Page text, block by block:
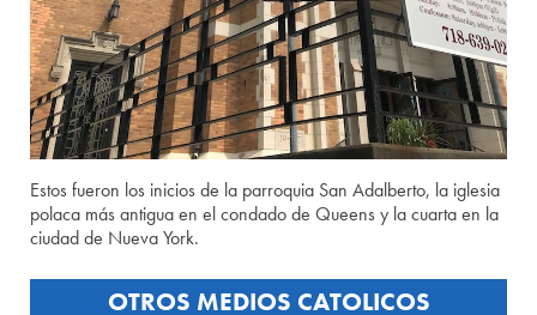
Estos fueron los inicios de la parroquia San Adalberto, la iglesia
polaca más antigua en el condado de Queens y la cuarta en la
ciudad de Nueva York.
OTROS MEDIOS CATOLICOS